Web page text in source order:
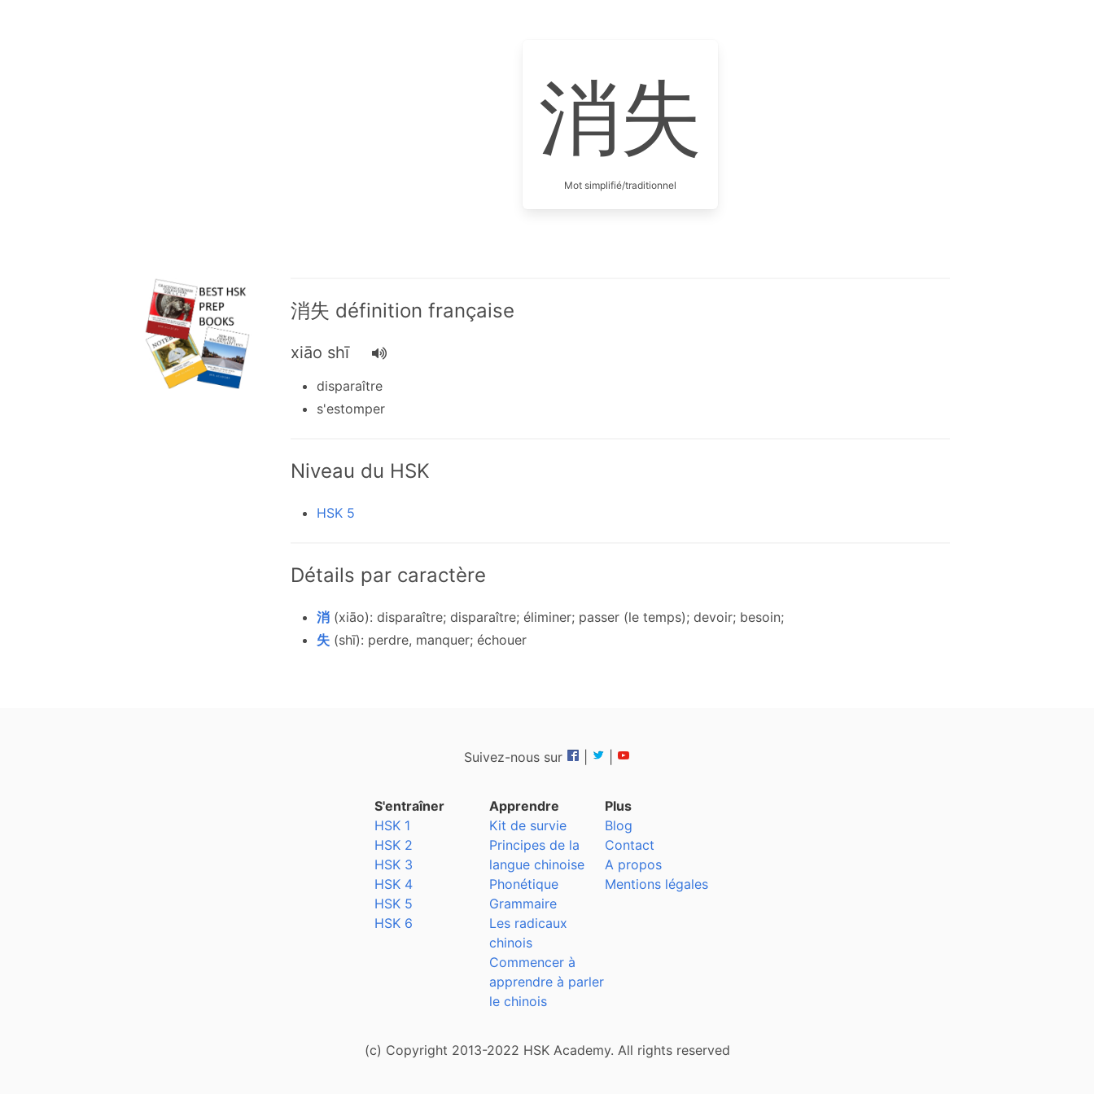
消失
Mot simplifié/traditionnel
消失 définition française
xiāo shī
disparaître
s'estomper
Niveau du HSK
HSK 5
Détails par caractère
消 (xiāo): disparaître; disparaître; éliminer; passer (le temps); devoir; besoin;
失 (shī): perdre, manquer; échouer
Suivez-nous sur
S'entraîner
HSK 1
HSK 2
HSK 3
HSK 4
HSK 5
HSK 6
Apprendre
Kit de survie
Principes de la
langue chinoise
Phonétique
Grammaire
Les radicaux
chinois
Commencer à
apprendre à parler
le chinois
Plus
Blog
Contact
A propos
Mentions légales
(c) Copyright 2013-2022 HSK Academy. All rights reserved